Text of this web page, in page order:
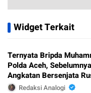
Widget Terkait
Ternyata Bripda
Polda Aceh,
Angkatan Bersenjata
Redaksi Analogi